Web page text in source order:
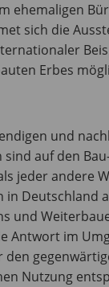
ehemaligen
sich die
Erbes
und
auf den
jeder andere
Deutschland
und
Antwort im
Nutzung